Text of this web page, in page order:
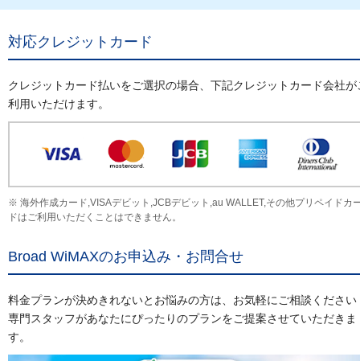
対応クレジットカード
クレジットカード払いをご選択の場合、下記クレジットカード会社が
利用いただけます。
※ 海外作成カード,VISAデビット,JCBデビット,au WALLET,その他プリペイドカ
ドはご利用いただくことはできません。
Broad WiMAXのお申込み・お問合せ
料金プランが決めきれないとお悩みの方は、お気軽にご相談ください
専門スタッフがあなたにぴったりのプランをご提案させていただきま
す。